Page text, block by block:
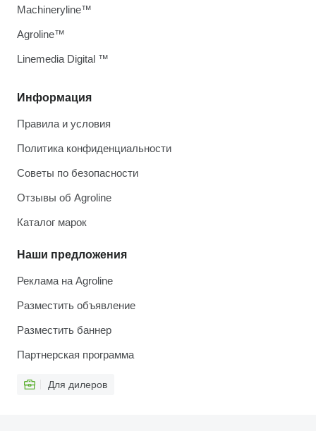
Информация
Правила и условия
Политика конфиденциальности
Советы по безопасности
Отзывы об Agroline
Каталог марок
Наши предложения
Реклама на Agroline
Разместить объявление
Разместить баннер
Партнерская программа
Для дилеров
Machineryline™
Agroline™
Linemedia Digital ™